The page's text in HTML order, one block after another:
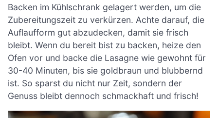
Backen im Kühlschrank gelagert werden, um die
Zubereitungszeit zu verkürzen. Achte darauf, die
Auflaufform gut abzudecken, damit sie frisch
bleibt. Wenn du bereit bist zu backen, heize den
Ofen vor und backe die Lasagne wie gewohnt für
30-40 Minuten, bis sie goldbraun und blubbernd
ist. So sparst du nicht nur Zeit, sondern der
Genuss bleibt dennoch schmackhaft und frisch!